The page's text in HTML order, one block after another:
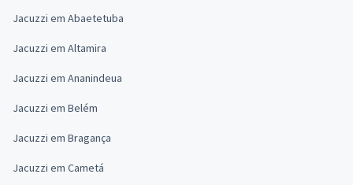
Jacuzzi em Abaetetuba
Jacuzzi em Altamira
Jacuzzi em Ananindeua
Jacuzzi em Belém
Jacuzzi em Bragança
Jacuzzi em Cametá